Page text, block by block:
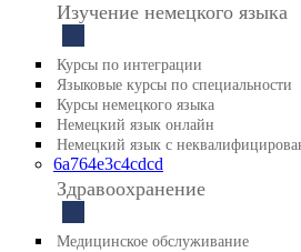
Изучение немецкого языка
Курсы по интеграции
Языковые курсы по специальности
Курсы немецкого языка
Немецкий язык онлайн
Немецкий язык с
6a764e3c4cdcd
Здравоохранение
Медицинское обслуживание